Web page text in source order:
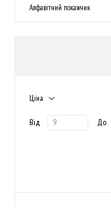
Алфавітний покажчик
Ціна
Від До